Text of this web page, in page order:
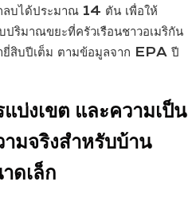
ลบได้ประมาณ 14 ตัน เพื่อให้
ปริมาณขยะที่ครัวเรือนชาวอเมริกัน
ยี่สิบปีเต็ม ตามข้อมูลจาก EPA ปี
บ่งเขต และความเป็น
มจริงสำหรับบ้าน
ดเล็ก